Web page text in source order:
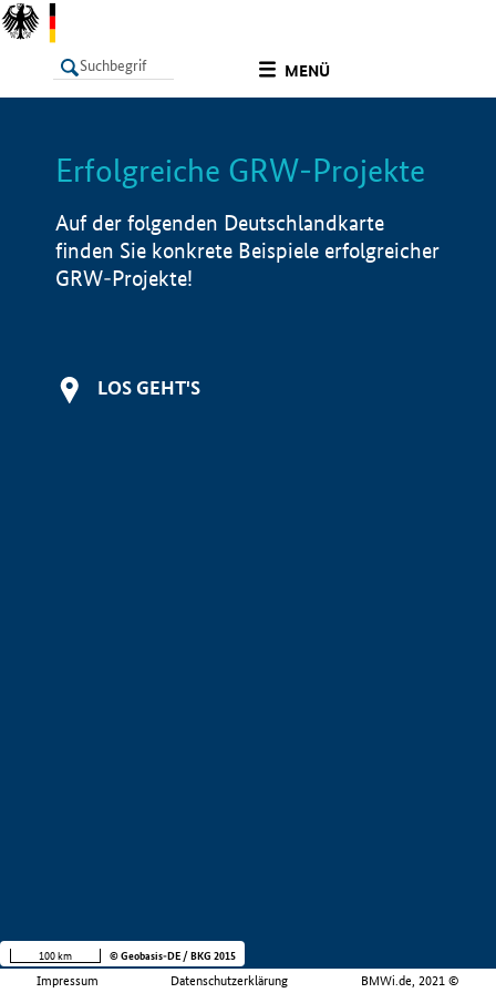
MENÜ
LISTE Info
Erfolgreiche GRW-Projekte
Auf der folgenden Deutschlandkarte
finden Sie konkrete Beispiele erfolgreicher
GRW-Projekte!
LOS GEHT'S
Impressum Datenschutzerklärung BMWi.de, 2021 ©
100 km © Geobasis-DE / BKG 2015